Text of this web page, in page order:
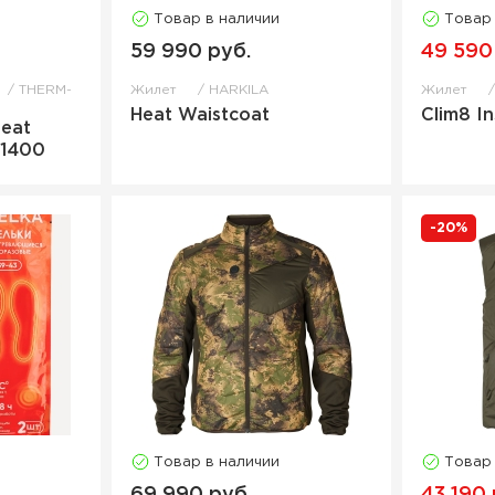
THERM-
Товар в наличии
59 990 руб.
Жилет HARKILA
Heat Waistcoat
49 590
Жилет
Clim8
Товар в наличии
-20%